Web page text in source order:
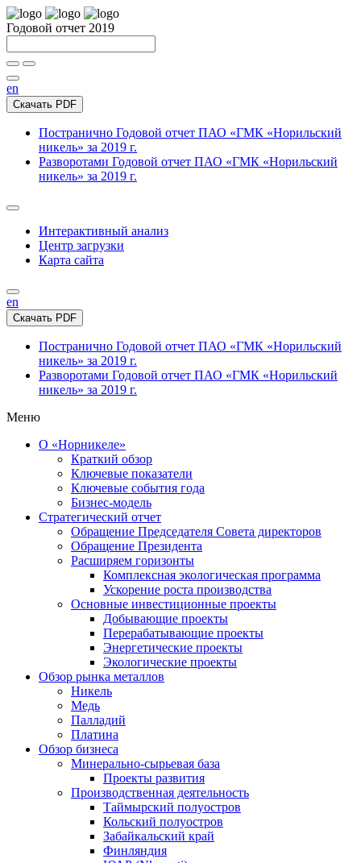
Годовой отчет 2019
en
Скачать PDF
Постранично Годовой отчет ПАО «ГМК «Норильский
никель» за 2019 г.
Разворотами Годовой отчет ПАО «ГМК «Норильский
никель» за 2019 г.
Интерактивный анализ
Центр загрузки
Карта сайта
en
Скачать PDF
Постранично Годовой отчет ПАО «ГМК «Норильский
никель» за 2019 г.
Разворотами Годовой отчет ПАО «ГМК «Норильский
никель» за 2019 г.
Меню
О «Норникеле»
Краткий обзор
Ключевые показатели
Ключевые события года
Бизнес-модель
Стратегический отчет
Обращение Председателя Совета директоров
Обращение Президента
Расширяем горизонты
Комплексная экологическая программа
Ускорение роста производства
Основные инвестиционные проекты
Добывающие проекты
Перерабатывающие проекты
Энергетические проекты
Экологические проекты
Обзор рынка металлов
Никель
Медь
Палладий
Платина
Обзор бизнеса
Минерально-сырьевая база
Проекты развития
Производственная деятельность
Таймырский полуостров
Кольский полуостров
Забайкальский край
Финляндия